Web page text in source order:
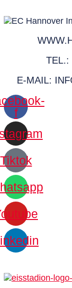
TEL.:
E-MAIL:
f
Tiktok